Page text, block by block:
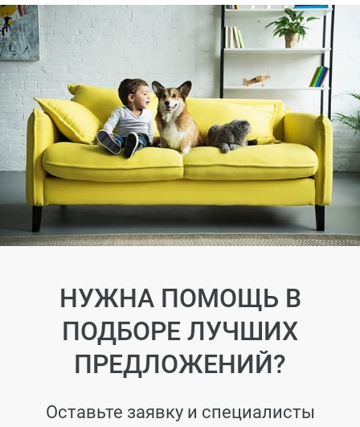
НУЖНА ПОМОЩЬ В
ПОДБОРЕ ЛУЧШИХ
ПРЕДЛОЖЕНИЙ?
Оставьте заявку и специалисты